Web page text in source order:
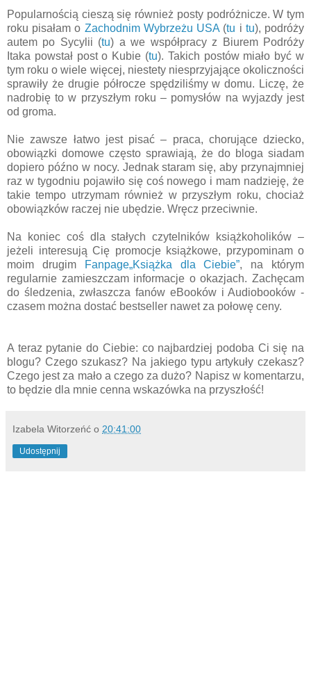
Popularnością cieszą się również posty podróżnicze. W tym
roku pisałam o Zachodnim Wybrzeżu USA (tu i tu), podróży
autem po Sycylii (tu) a we współpracy z Biurem Podróży
Itaka powstał post o Kubie (tu). Takich postów miało być w
tym roku o wiele więcej, niestety niesprzyjające okoliczności
sprawiły że drugie półrocze spędziliśmy w domu. Liczę, że
nadrobię to w przyszłym roku – pomysłów na wyjazdy jest
od groma.
Nie zawsze łatwo jest pisać – praca, chorujące dziecko,
obowiązki domowe często sprawiają, że do bloga siadam
dopiero późno w nocy. Jednak staram się, aby przynajmniej
raz w tygodniu pojawiło się coś nowego i mam nadzieję, że
takie tempo utrzymam również w przyszłym roku, chociaż
obowiązków raczej nie ubędzie. Wręcz przeciwnie.
Na koniec coś dla stałych czytelników książkoholików –
jeżeli interesują Cię promocje książkowe, przypominam o
moim drugim
Fanpage„Książka dla Ciebie”, na którym
regularnie zamieszczam informacje o okazjach. Zachęcam
do śledzenia, zwłaszcza fanów eBooków i Audiobooków -
czasem można dostać bestseller nawet za połowę ceny.
A teraz pytanie do Ciebie: co najbardziej podoba Ci się na
blogu? Czego szukasz? Na jakiego typu artykuły czekasz?
Czego jest za mało a czego za dużo? Napisz w komentarzu,
to będzie dla mnie cenna wskazówka na przyszłość!
Izabela Witorzeńć o 20:41:00
Udostępnij